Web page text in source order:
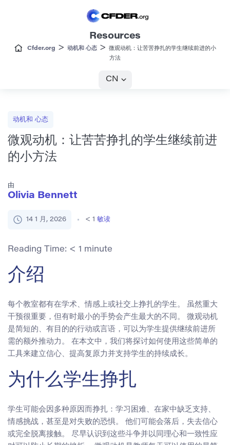
Resources
Cfder.org > 动机和 心态>
微观动机：让苦苦挣扎的学生继续前进的小
方法
CN
动机和 心态
微观动机：让苦苦挣扎的学生继续前进
的小方法
由
Olivia Bennett
14 1 月, 2026 < 1 敏读
Reading Time: < 1 minute
介绍
每个教室都有在学术、情感上或社交上挣扎的学生。 虽然重大
干预很重要，但有时最小的手势会产生最大的不同。 微观动机
是简短的、有目的的行动或言语，可以为学生提供继续前进所
需的额外推动力。 在本文中，我们将探讨如何使用这些简单的
工具来建立信心、提高复原力并支持学生的持续成长。
为什么学生挣扎
学生可能会因多种原因而挣扎：学习困难、在家中缺乏支持、
情感挑战，甚至是对失败的恐惧。 他们可能会落后，失去信心
或完全脱离接触。 尽早认识到这些斗争并以同理心和一致性应